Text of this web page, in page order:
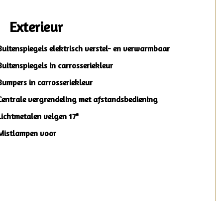
Exterieur
elektrisch verstel- en verwarmbaar
in carrosseriekleur
in carrosseriekleur
vergrendeling met afstandsbediening
velgen 17"
voor